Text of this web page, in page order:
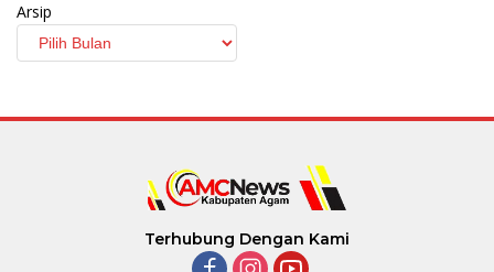
Arsip
Terhubung Dengan Kami